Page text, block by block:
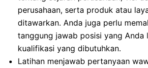
perusahaan, serta produk atau
ditawarkan. Anda juga perlu
tanggung jawab posisi yang Anda
kualifikasi yang dibutuhkan.
Latihan menjawab pertanyaan